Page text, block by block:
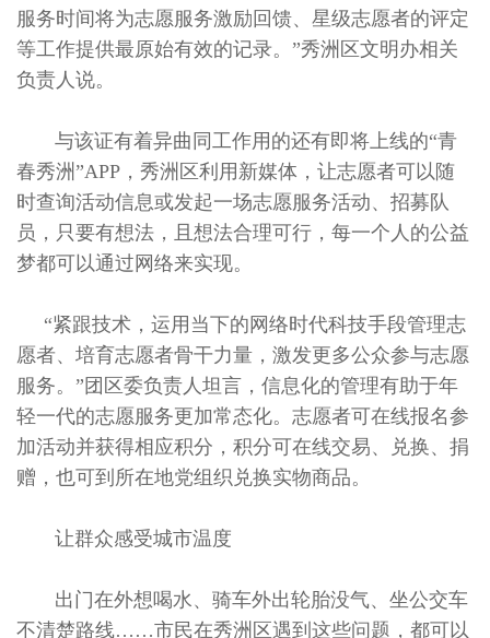
服务时间将为志愿服务激励回馈、星级志愿者的评定
等工作提供最原始有效的记录。”秀洲区文明办相关
负责人说。
与该证有着异曲同工作用的还有即将上线的“青
春秀洲”APP，秀洲区利用新媒体，让志愿者可以随
时查询活动信息或发起一场志愿服务活动、招募队
员，只要有想法，且想法合理可行，每一个人的公益
梦都可以通过网络来实现。
“紧跟技术，运用当下的网络时代科技手段管理志
愿者、培育志愿者骨干力量，激发更多公众参与志愿
服务。”团区委负责人坦言，信息化的管理有助于年
轻一代的志愿服务更加常态化。志愿者可在线报名参
加活动并获得相应积分，积分可在线交易、兑换、捐
赠，也可到所在地党组织兑换实物商品。
让群众感受城市温度
出门在外想喝水、骑车外出轮胎没气、坐公交车
不清楚路线……市民在秀洲区遇到这些问题，都可以